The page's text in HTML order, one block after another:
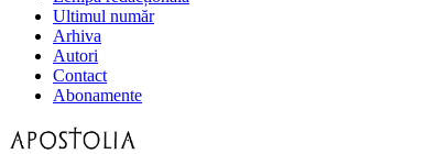
Ultimul număr
Arhiva
Autori
Contact
Abonamente